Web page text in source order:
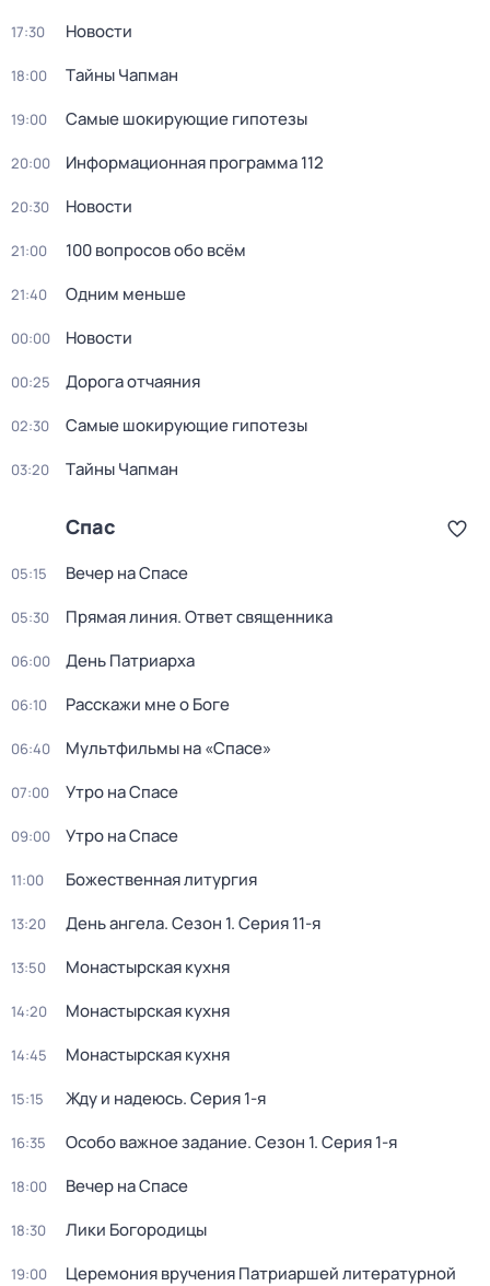
17:30 Новости
18:00 Тaйны Чапман
19:00 Самые шoкиpующие гипотезы
20:00 Информационная программа 112
20:30 Новости
21:00 100 вопросов обо всём
21:40 Одним меньше
00:00 Новости
00:25 Дорога отчаяния
02:30 Самые шoкиpующие гипотезы
03:20 Тaйны Чапман
Спас
05:15 Вечер на Спасе
05:30 Прямая линия. Ответ священника
06:00 День Патриарха
06:10 Расскажи мне о Боге
06:40 Мультфильмы на «Спасе»
07:00 Утро на Спасе
09:00 Утро на Спасе
11:00 Божественнaя литyргия
13:20 День ангела. Сезон 1. Серия 11-я
13:50 Монастырская кухня
14:20 Монастырская кухня
14:45 Монастырская кухня
15:15 Жду и нaдeюсь. Серия 1-я
16:35 Особо важное задание. Сезон 1. Серия 1-я
18:00 Вечер на Спасе
18:30 Лики Богородицы
19:00
Церемония вручения Патриаршей литературной